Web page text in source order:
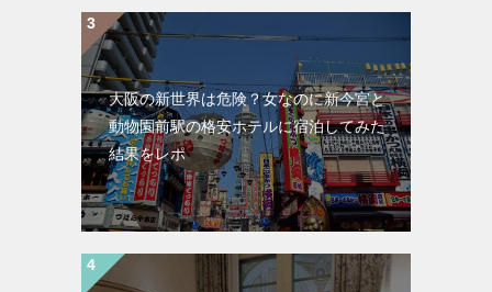
大阪の新世界は危険？女なのに新今宮と
動物園前駅の格安ホテルに宿泊してみた
結果をレポ